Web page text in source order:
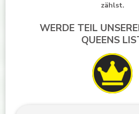
zählst.
WERDE TEIL
QUEENS